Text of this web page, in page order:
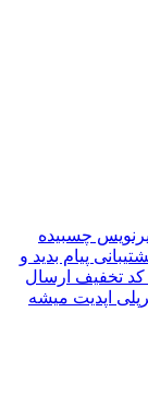
چسبیده
پیام بدید و
کد تخفیف ارسال
اپدیت میشه